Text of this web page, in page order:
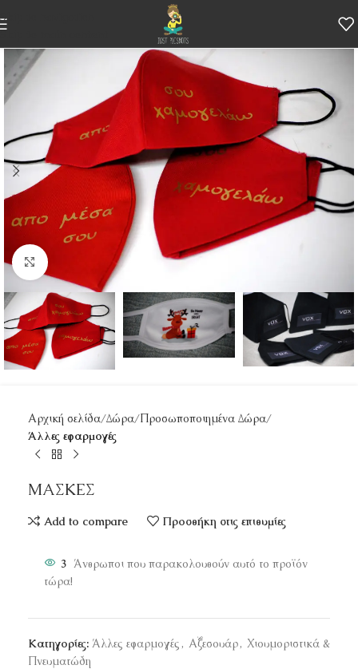
Skip to navigation
Skip to main content
Κάντε κλικ για μεγέθυνση
Αρχική σελίδα Δώρα Προσωποποιημένα Δώρα
Άλλες εφαρμογές
ΜΑΣΚΕΣ
Add to compare Προσθήκη στις επιθυμίες
3 Άνθρωποι που παρακολουθούν αυτό το προϊόν
τώρα!
Κατηγορίες: Άλλες εφαρμογές , Αξεσουάρ, Χιουμοριστικά &
Πνευματώδη